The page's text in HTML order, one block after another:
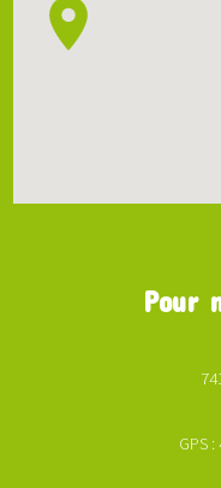
Pour
GPS